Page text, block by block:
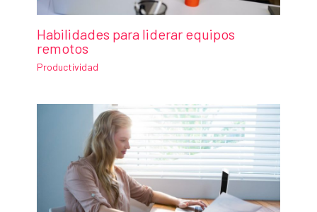
Habilidades para liderar equipos
remotos
Productividad